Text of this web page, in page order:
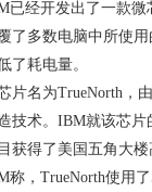
已经开发出了一款
了多数电脑中所使
了耗电量。
片名为TrueNorth，
技术。IBM就该芯片
获得了美国五角大
称，TrueNorth使用